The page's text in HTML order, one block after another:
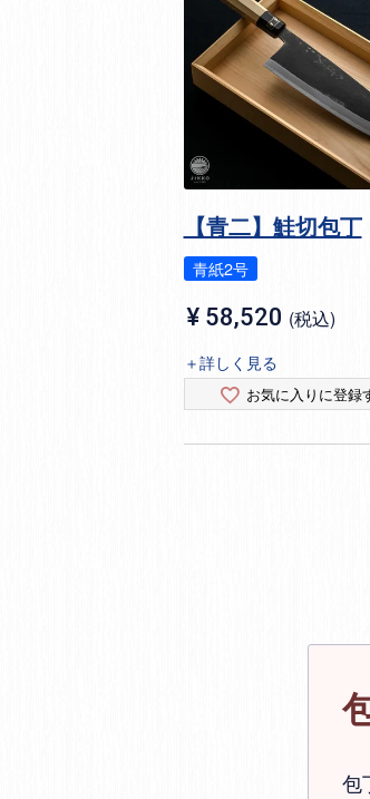
【青二】鮭切包丁
青紙2号
¥ 58,520 税込
＋詳しく見る
お気に入りに登録
包